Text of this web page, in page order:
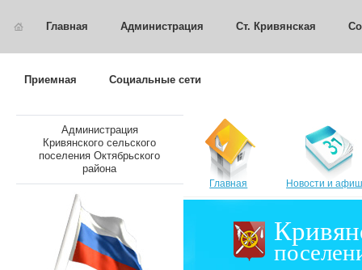
Главная Администрация Ст. Кривянская
Приемная Социальные сети
Администрация
Кривянского сельского
поселения Октябрьского
района
Главная Новости и